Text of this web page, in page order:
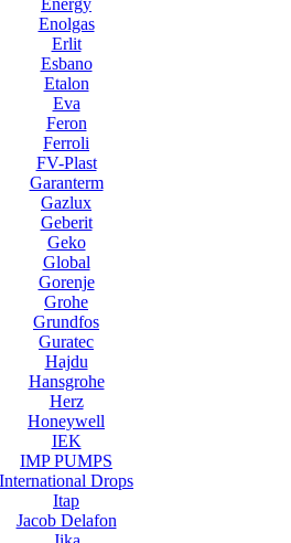
Energy
Enolgas
Erlit
Esbano
Etalon
Eva
Feron
Ferroli
FV-Plast
Garanterm
Gazlux
Geberit
Geko
Global
Gorenje
Grohe
Grundfos
Guratec
Hajdu
Hansgrohe
Herz
Honeywell
IEK
IMP PUMPS
International Drops
Itap
Jacob Delafon